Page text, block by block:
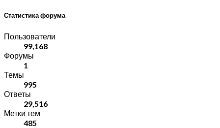
Статистика форума
Пользователи
99,168
Форумы
1
Темы
995
Ответы
29,516
Метки тем
485